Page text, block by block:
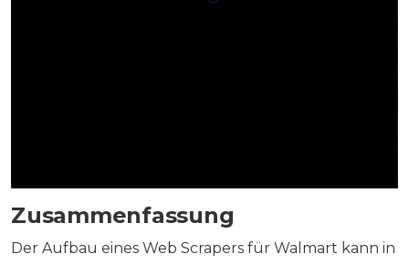
Zusammenfassung
Der Aufbau eines Web Scrapers für Walmart kann in